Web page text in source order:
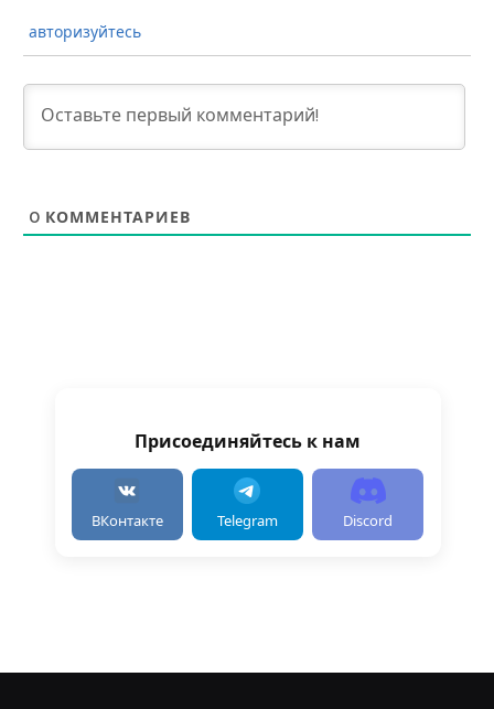
авторизуйтесь
0 КОММЕНТАРИЕВ
Присоединяйтесь к нам
ВКонтакте Telegram Discord